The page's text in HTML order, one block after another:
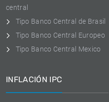
central
Tipo Banco Central de Brasil
Tipo Banco Central Europeo
Tipo Banco Central Mexico
INFLACIÓN IPC